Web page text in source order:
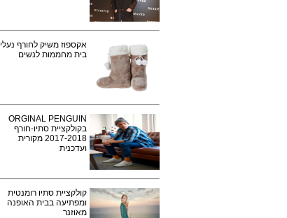
אקספוז משיק לחורף נעלי
בית מחממות לנשים
ORGINAL PENGUIN
בקולקציית סתיו-חורף
2017-2018 מקורית
ועדכנית
קולקציית סתיו רומנטית
ומפתיעה בבית האופנה
מאוזנר